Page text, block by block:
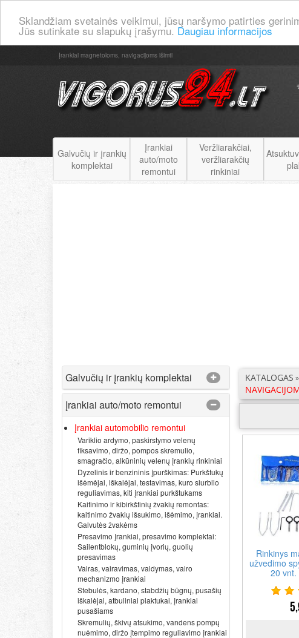
Sklandžiam svetainės veikimui, jūsų naršymo patirties
Jūs sutinkate su slapukų įrašymu. Daugiau informacijos
Įrankiai magnetoloms, navigacijoms išimti
Galvučių ir įrankių
komplektai
Įrankiai
auto/moto
remontui
Veržliarakčiai,
veržliarakčių
rinkiniai
KATALOGAS »
Rinkinys
užvedimo
20 vnt.
Galvučių ir įrankių komplektai
Įrankiai auto/moto remontui
Įrankiai automobilio remontui
Variklio ardymo, paskirstymo velenų
fiksavimo, diržo, pompos skremulio,
smagračio, alkūninių velenų įrankių rinkiniai
Dyzelinis ir benzininis įpurškimas: Purkštukų
išėmėjai, iškalėjai, testavimas, kuro siurblio
reguliavimas, kiti įrankiai purkštukams
Kaitinimo ir kibirkštinių žvakių remontas:
kaitinimo žvakių išsukimo, išėmimo, įrankiai.
Galvutės žvakėms
Presavimo įrankiai, presavimo komplektai:
Sailentblokų, guminių įvorių, guolių
presavimas
Vairas, vairavimas, valdymas, vairo
mechanizmo įrankiai
Stebulės, kardano, stabdžių būgnų, pusašių
iškalėjai, atbuliniai plaktukai, įrankiai
pusašiams
Skremulių, škivų atsukimo, vandens pompų
nuėmimo, diržo įtempimo reguliavimo įrankiai